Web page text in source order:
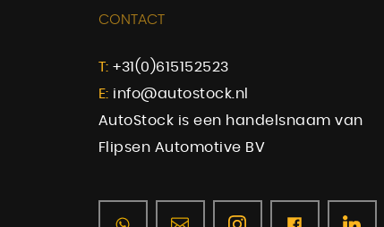
CONTACT
T: +31(0)615152523
E: info@autostock.nl
AutoStock is een handelsnaam van
Flipsen Automotive BV